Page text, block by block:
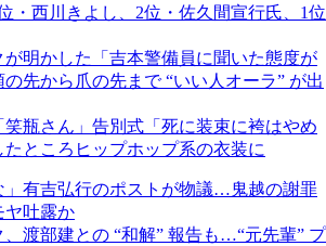
・西川きよし、2位・佐久間宣行氏、1位
が明かした「吉本警備員に聞いた態度が
先から爪の先まで “いい人オーラ” が出
瓶さん」告別式「死に装束に袴はやめ
たところヒップホップ系の衣装に
」有吉弘行のポストが物議…鬼越の謝罪
ヤ吐露か
、渡部建との “和解” 報告も…“元先輩” プ